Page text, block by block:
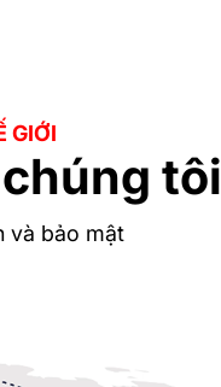
GIỚI
tôi
và bảo mật